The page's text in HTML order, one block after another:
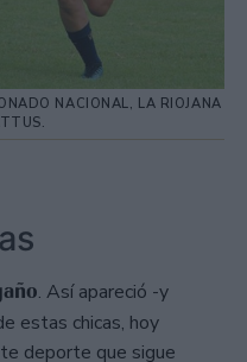
NACIONAL, LA RIOJANA
. Así apareció -y
estas chicas, hoy
deporte que sigue